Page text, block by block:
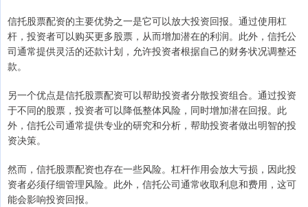
信托股票配资的主要优势之一是它可以放大投资回报。通过使用杠
杆，投资者可以购买更多股票，从而增加潜在的利润。此外，信托公
司通常提供灵活的还款计划，允许投资者根据自己的财务状况调整还
款。
另一个优点是信托股票配资可以帮助投资者分散投资组合。通过投资
于不同的股票，投资者可以降低整体风险，同时增加潜在回报。此
外，信托公司通常提供专业的研究和分析，帮助投资者做出明智的投
资决策。
然而，信托股票配资也存在一些风险。杠杆作用会放大亏损，因此投
资者必须仔细管理风险。此外，信托公司通常收取利息和费用，这可
能会影响投资回报。